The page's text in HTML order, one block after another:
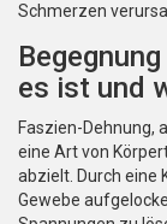
Schmerzen
es ist und
Faszien-Dehnung,
eine Art von
abzielt. Durch eine
Gewebe